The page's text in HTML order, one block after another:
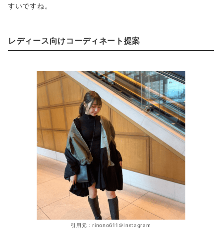
すいですね。
レディース向けコーディネート提案
引用元：rinono611＠Instagram